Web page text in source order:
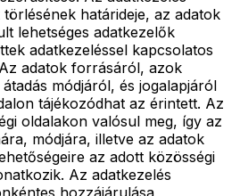
határideje, az adatok
lehetséges adatkezelők
adatkezeléssel kapcsolatos
adatok forrásáról, azok
módjáról, és jogalapjáról
tájékozódhat az érintett. Az
oldalakon valósul meg, így az
módjára, illetve az adatok
az adott közösségi
Az adatkezelés
hozzájárulása